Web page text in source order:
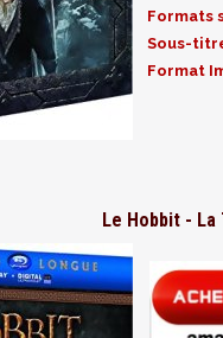
Formats
Sous-
Format
Le Hobbit - La